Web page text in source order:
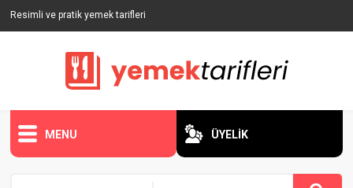
Resimli ve pratik yemek tarifleri
MENU ÜYELİK